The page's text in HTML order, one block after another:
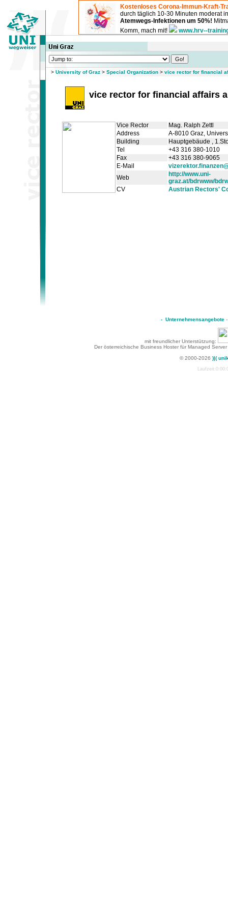
Kostenloses Corona-Immun-Kraft-
durch täglich 10-30 Minuten moderat
Atemwegs-Infektionen um 50%!
Komm, mach mit!
www.hrv--
> University of Graz > Special Organization > vice rector for financial
vice rector for financial affairs
Vice Rector
Mag. Ralph Zettl
Address
A-8010 Graz,
Building
Hauptgebäude ,
Tel
+43 316 380-1010
Fax
+43 316 380-9065
E-Mail
Web
http://www.uni-
graz.at/bdrwww/
CV
Austrian Rectors'
- Unternehmensangebote
mit freundlicher Unterstützung:
Der österreichische Business Hoster für Managed
© 2000-2026 )|(